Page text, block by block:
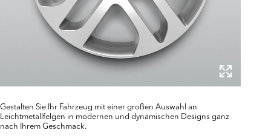
Gestalten Sie Ihr Fahrzeug mit einer großen Auswahl an
Leichtmetallfelgen in modernen und dynamischen Designs ganz
nach Ihrem Geschmack.